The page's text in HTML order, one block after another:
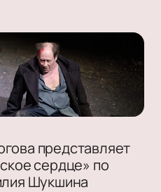
представляет
сердце» по
Шукшина